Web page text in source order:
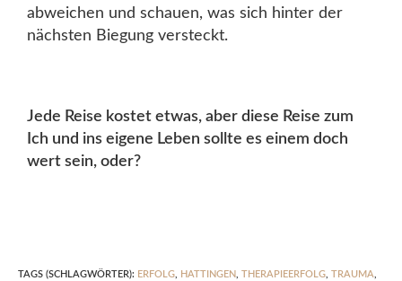
abweichen und schauen, was sich hinter der
nächsten Biegung versteckt.
Jede Reise kostet etwas, aber diese Reise zum
Ich und ins eigene Leben sollte es einem doch
wert sein, oder?
TAGS (SCHLAGWÖRTER): ERFOLG HATTINGEN THERAPIEERFOLG TRAUMA